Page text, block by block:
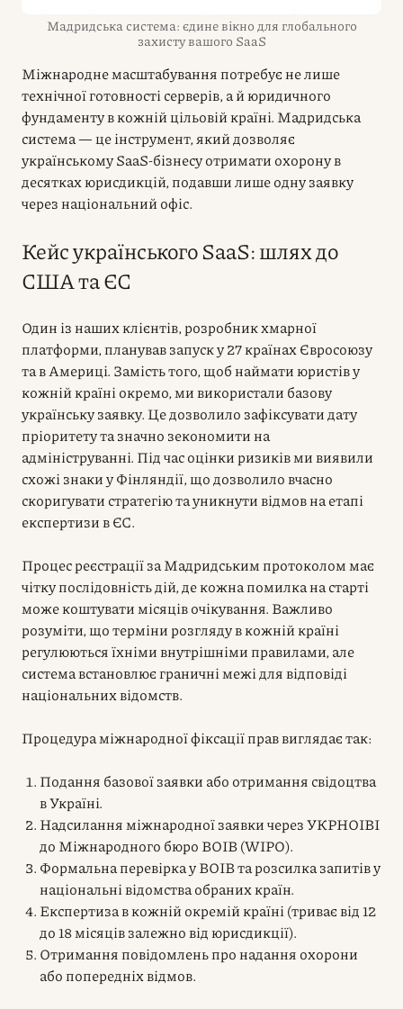
Мадридська система: єдине вікно для глобального
захисту вашого SaaS
Міжнародне масштабування потребує не лише
технічної готовності серверів, а й юридичного
фундаменту в кожній цільовій країні. Мадридська
система — це інструмент, який дозволяє
українському SaaS-бізнесу отримати охорону в
десятках юрисдикцій, подавши лише одну заявку
через національний офіс.
Кейс українського SaaS: шлях до
США та ЄС
Один із наших клієнтів, розробник хмарної
платформи, планував запуск у 27 країнах Євросоюзу
та в Америці. Замість того, щоб наймати юристів у
кожній країні окремо, ми використали базову
українську заявку. Це дозволило зафіксувати дату
пріоритету та значно зекономити на
адмініструванні. Під час оцінки ризиків ми виявили
схожі знаки у Фінляндії, що дозволило вчасно
скоригувати стратегію та уникнути відмов на етапі
експертизи в ЄС.
Процес реєстрації за Мадридським протоколом має
чітку послідовність дій, де кожна помилка на старті
може коштувати місяців очікування. Важливо
розуміти, що терміни розгляду в кожній країні
регулюються їхніми внутрішніми правилами, але
система встановлює граничні межі для відповіді
національних відомств.
Процедура міжнародної фіксації прав виглядає так:
Подання базової заявки або отримання свідоцтва
в Україні.
Надсилання міжнародної заявки через УКРНОІВІ
до Міжнародного бюро ВОІВ (WIPO).
Формальна перевірка у ВОІВ та розсилка запитів у
національні відомства обраних країн.
Експертиза в кожній окремій країні (триває від 12
до 18 місяців залежно від юрисдикції).
Отримання повідомлень про надання охорони
або попередніх відмов.